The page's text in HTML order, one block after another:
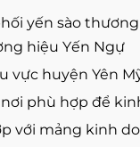
yến sào
hiệu Yến Ngự
vực huyện Yên
nơi phù hợp để
với mảng kinh